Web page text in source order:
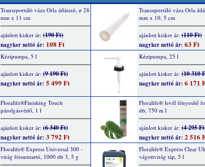
Transzportáló váza Orla átlátszó, ø 28
mm x 11 cm
ajánlott kisker ár: (190 Ft)
nagyker nettó ár: 108 Ft
Transzportáló váza Orla
mm x 10, 5 cm
ajánlott kisker ár: (110 Ft)
nagyker nettó ár: 63 Ft
Kézipumpa, 5 l
ajánlott kisker ár: (9 190 Ft)
nagyker nettó ár: 5 499 Ft
Kézipumpa, 25 l
ajánlott kisker ár: (10 310
nagyker nettó ár: 6 171
Floralife®Finishing Touch
párolgásvédő, 1 l
ajánlott kisker ár: (6 340 Ft)
nagyker nettó ár: 3 792 Ft
Floralife® levél fényesítő
db, 750 m l
ajánlott kisker ár: (4 295
nagyker nettó ár: 2 516
Floralife® Express Universal 300 -
virág frissentartó, 1000 db 3, 5 g
Floralife® Express Clear
vágottvirág táp, 5 l